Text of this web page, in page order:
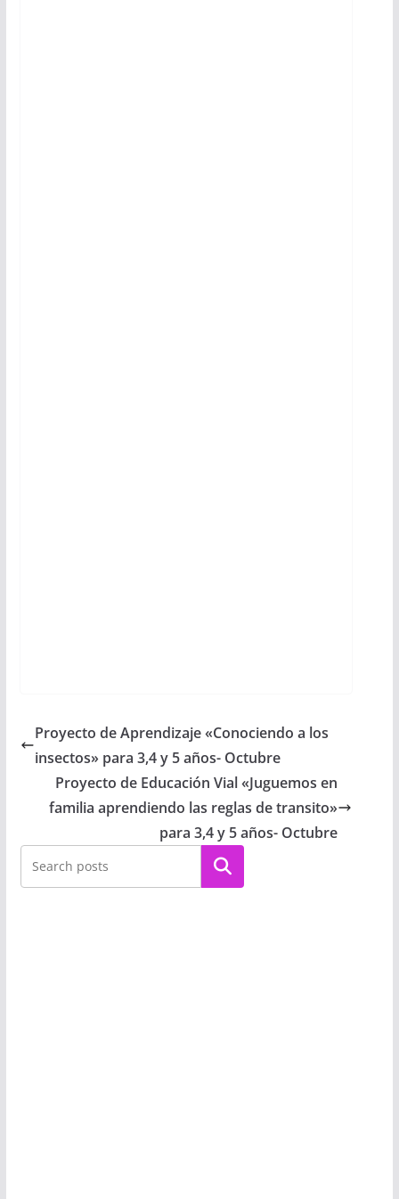
Proyecto de Aprendizaje «Conociendo a los
insectos» para 3,4 y 5 años- Octubre
Proyecto de Educación Vial «Juguemos en
familia aprendiendo las reglas de transito»
para 3,4 y 5 años- Octubre
Buscar